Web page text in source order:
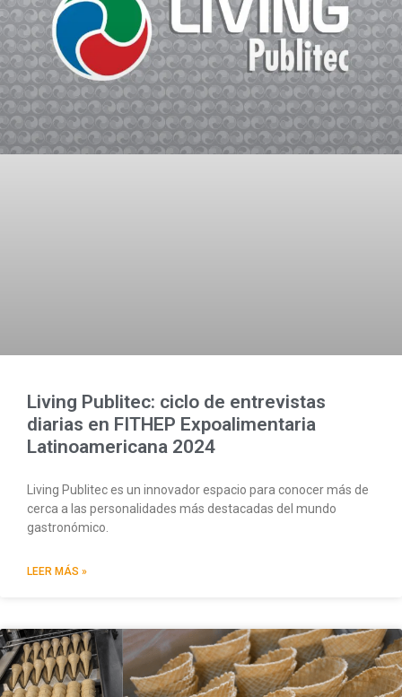
Living Publitec: ciclo de entrevistas
diarias en FITHEP Expoalimentaria
Latinoamericana 2024
Living Publitec es un innovador espacio para conocer más de
cerca a las personalidades más destacadas del mundo
gastronómico.
LEER MÁS »